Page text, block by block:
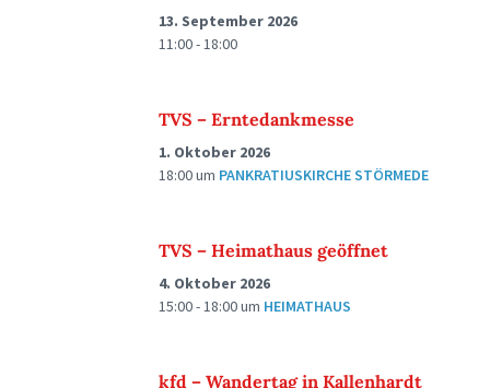
13. September 2026
11:00 - 18:00
TVS – Erntedankmesse
1. Oktober 2026
18:00um PANKRATIUSKIRCHE STÖRMEDE
TVS – Heimathaus geöffnet
4. Oktober 2026
15:00 - 18:00um HEIMATHAUS
kfd – Wandertag in Kallenhardt